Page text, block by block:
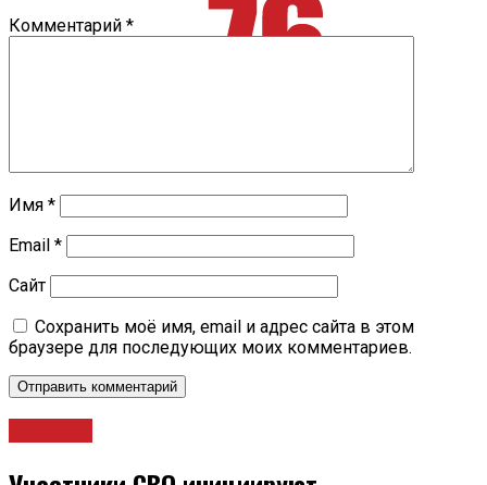
Комментарий *
Имя *
Email *
Сайт
Сохранить моё имя, email и адрес сайта в этом
браузере для последующих моих комментариев.